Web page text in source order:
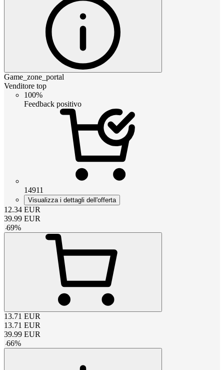
Game_zone_portal
Venditore top
100%
Feedback positivo
14911
Visualizza i dettagli dell'offerta
12.34 EUR
39.99 EUR
-69%
13.71 EUR
13.71 EUR
39.99 EUR
-66%